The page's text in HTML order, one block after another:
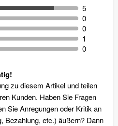
5
0
0
1
0
zu diesem Artikel und teilen
Kunden. Haben Sie Fragen
Sie Anregungen oder Kritik an
Bezahlung, etc.) äußern? Dann